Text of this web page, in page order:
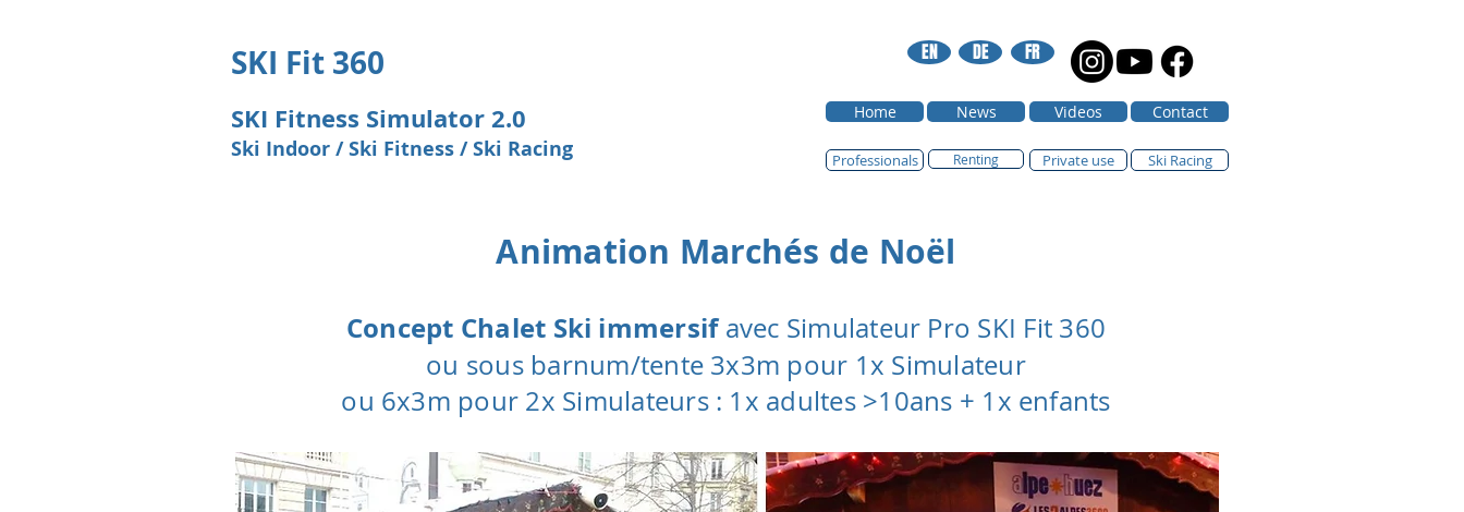
SKI Fit 360
SKI Fitness Simulator 2.0
Ski Indoor / Ski Fitness / Ski Racing
EN DE FR
Home News Videos Contact
Professionals Renting Private use Ski Racing
Animation Marchés de Noël
Concept Chalet Ski immersifavec Simulateur Pro SKI Fit 360
ou sous barnum/tente 3x3m pour 1x Simulateur
ou 6x3m pour 2x Simulateurs : 1x adultes >10ans + 1x enfants